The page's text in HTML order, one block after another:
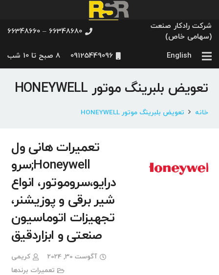
شرکت رادکار صنعت
(سهامی خاص)
66348680 – 66348660
English
09125449096 8 صبح تا 10 شب
تعویض بلبرینگ موتور HONEYWELL
خانه تعویض بلبرینگ موتور HONEYWELL
تعمیرات هانی ول
Honeywell;سرو
درایو،سروموتور، انواع
شیر برقی و پوزیشنر،
تجهیزات اتوماسیون
صنعتی و ابزاردقیق
آگوست 30, 2024
کریمی
تعمیرات برندها